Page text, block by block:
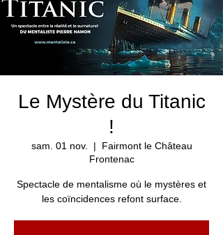
Le Mystère du Titanic
!
sam. 01 nov.
  |
Fairmont le Château
Frontenac
Spectacle de mentalisme où le mystères et
les coïncidences refont surface.